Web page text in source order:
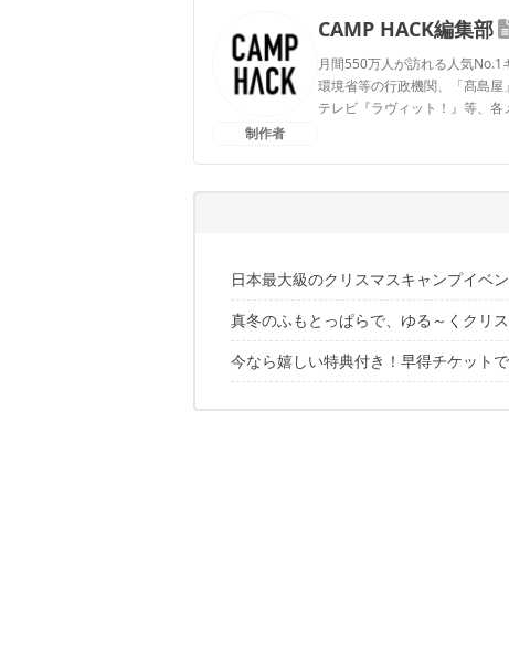
制作者
CAMP HACK編集部
月間550万人が訪れる人気No.1
環境省等の行政機関、「髙島
テレビ『ラヴィット！』等、各
日本最大級のクリスマスキャンプイベ
真冬のふもとっぱらで、ゆる～くクリ
"冬" ならではの催しが盛りだくさん
今なら嬉しい特典付き！早得チケット